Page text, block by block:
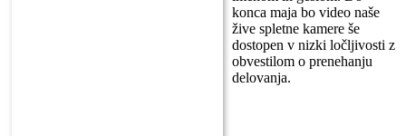
konca maja bo video naše
žive spletne kamere še
dostopen v nizki ločljivosti z
obvestilom o prenehanju
delovanja.